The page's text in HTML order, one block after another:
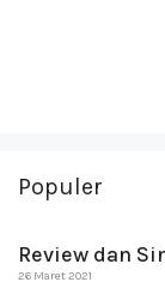
Populer
Review dan
26 Maret 2021